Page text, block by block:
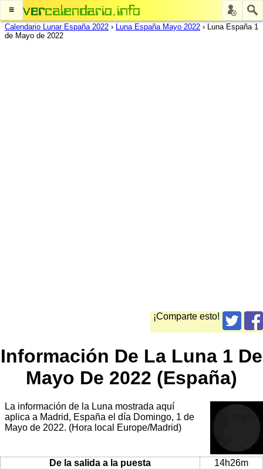
≡
Calendario Lunar España 2022 › Luna España Mayo 2022 › Luna España 1
de Mayo de 2022
¡Comparte esto!
Información De La Luna 1 De
Mayo De 2022 (España)
La información de la Luna mostrada aquí
aplica a Madrid, España el día Domingo, 1 de
Mayo de 2022. (Hora local Europe/Madrid)
De la salida a la puesta
14h26m